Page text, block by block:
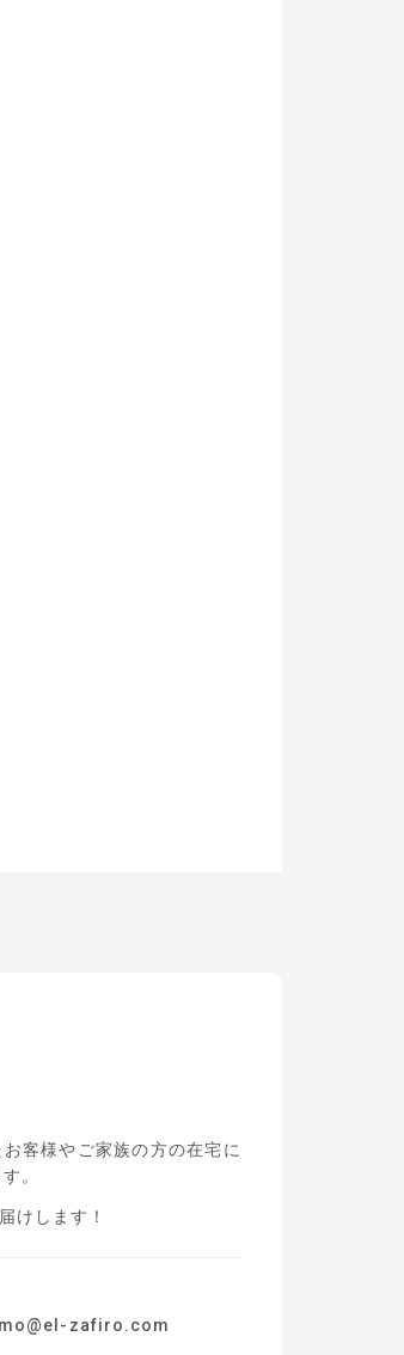
客様やご家族の方の在宅に
。
けします！
zafiro.com